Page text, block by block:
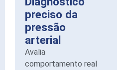
preciso da
pressão
arterial
Avalia
comportamento real